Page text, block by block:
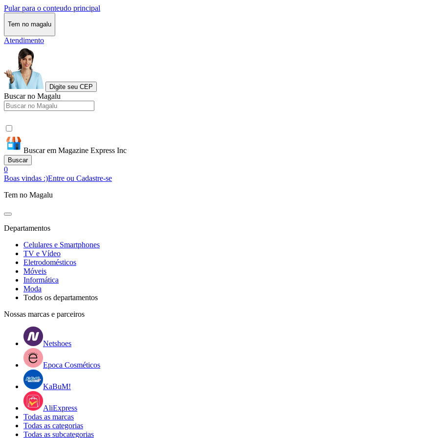
Pular para o conteudo principal
Tem no magalu
Atendimento
Digite seu CEP
Buscar no Magalu
Buscar em Magazine Express Inc
Buscar
0
Boas vindas :)Entre ou Cadastre-se
Tem no Magalu
Departamentos
Celulares e Smartphones
TV e Vídeo
Eletrodomésticos
Móveis
Informática
Moda
Todos os departamentos
Nossas marcas e parceiros
Netshoes
Epoca Cosméticos
KaBuM!
AliExpress
Todas as marcas
Todas as categorias
Todas as subcategorias